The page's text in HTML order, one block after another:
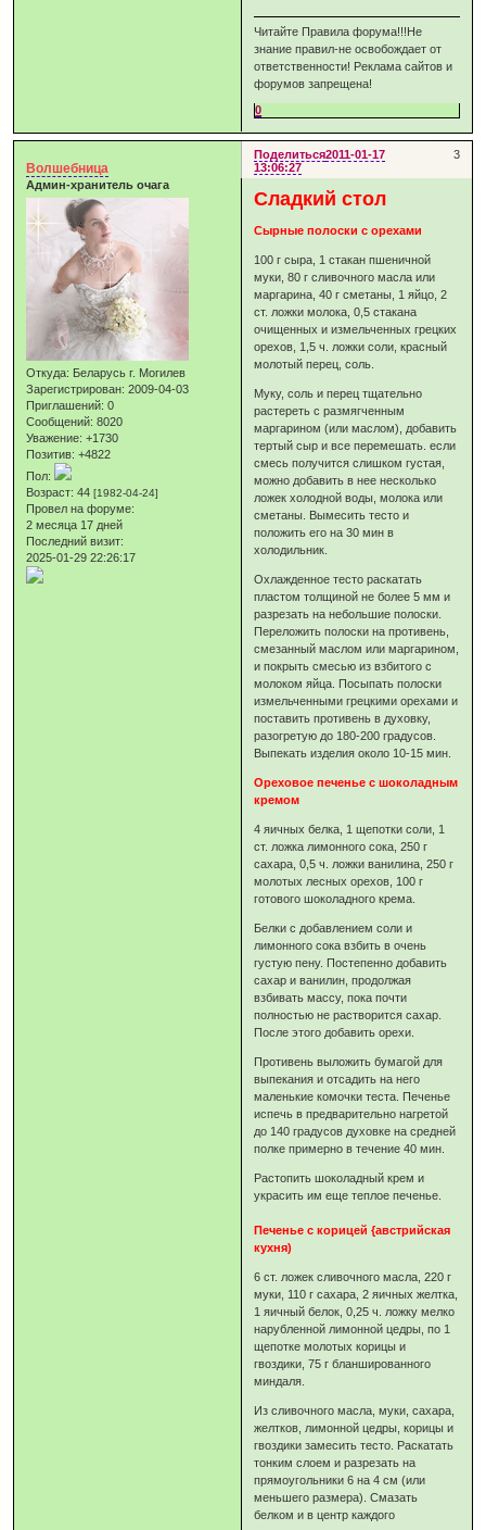
Читайте Правила форума!!!Не
знание правил-не освобождает от
ответственности! Реклама сайтов и
форумов запрещена!
0
Поделиться 3
2011-01-17
13:06:27
Волшебница
Админ-хранитель очага
Откуда: Беларусь г. Могилев
Зарегистрирован: 2009-04-03
Приглашений: 0
Сообщений: 8020
Уважение: +1730
Позитив: +4822
Пол:
Возраст: 44[1982-04-24]
Провел на форуме:
2 месяца 17 дней
Последний визит:
2025-01-29 22:26:17
Сладкий стол
Сырные полоски с орехами
100 г сыра, 1 стакан пшеничной
муки, 80 г сливочного масла или
маргарина, 40 г сметаны, 1 яйцо, 2
ст. ложки молока, 0,5 стакана
очищенных и измельченных грецких
орехов, 1,5 ч. ложки соли, красный
молотый перец, соль.
Муку, соль и перец тщательно
растереть с размягченным
маргарином (или маслом), добавить
тертый сыр и все перемешать. если
смесь получится слишком густая,
можно добавить в нее несколько
ложек холодной воды, молока или
сметаны. Вымесить тесто и
положить его на 30 мин в
холодильник.
Охлажденное тесто раскатать
пластом толщиной не более 5 мм и
разрезать на небольшие полоски.
Переложить полоски на противень,
смезанный маслом или маргарином,
и покрыть смесью из взбитого с
молоком яйца. Посыпать полоски
измельченными грецкими орехами и
поставить противень в духовку,
разогретую до 180-200 градусов.
Выпекать изделия около 10-15 мин.
Ореховое печенье с шоколадным
кремом
4 яичных белка, 1 щепотки соли, 1
ст. ложка лимонного сока, 250 г
сахара, 0,5 ч. ложки ванилина, 250 г
молотых лесных орехов, 100 г
готового шоколадного крема.
Белки с добавлением соли и
лимонного сока взбить в очень
густую пену. Постепенно добавить
сахар и ванилин, продолжая
взбивать массу, пока почти
полностью не растворится сахар.
После этого добавить орехи.
Противень выложить бумагой для
выпекания и отсадить на него
маленькие комочки теста. Печенье
испечь в предварительно нагретой
до 140 градусов духовке на средней
полке примерно в течение 40 мин.
Растопить шоколадный крем и
украсить им еще теплое печенье.
Печенье с корицей {австрийская
кухня)
6 ст. ложек сливочного масла, 220 г
муки, 110 г сахара, 2 яичных желтка,
1 яичный белок, 0,25 ч. ложку мелко
нарубленной лимонной цедры, по 1
щепотке молотых корицы и
гвоздики, 75 г бланшированного
миндаля.
Из сливочного масла, муки, сахара,
желтков, лимонной цедры, корицы и
гвоздики замесить тесто. Раскатать
тонким слоем и разрезать на
прямоугольники 6 на 4 см (или
меньшего размера). Смазать
белком и в центр каждого